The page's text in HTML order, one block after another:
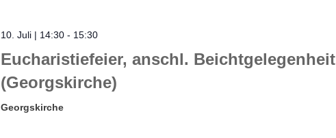
10. Juli | 14:30 - 15:30
Eucharistiefeier, anschl. Beichtgelegenheit
(Georgskirche)
Georgskirche